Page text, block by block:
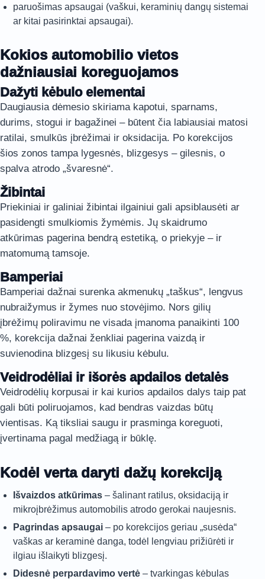
paruošimas apsaugai (vaškui, keraminių dangų sistemai
ar kitai pasirinktai apsaugai).
Kokios automobilio vietos
dažniausiai koreguojamos
Dažyti kėbulo elementai
Daugiausia dėmesio skiriama kapotui, sparnams,
durims, stogui ir bagažinei – būtent čia labiausiai matosi
ratilai, smulkūs įbrėžimai ir oksidacija. Po korekcijos
šios zonos tampa lygesnės, blizgesys – gilesnis, o
spalva atrodo „švaresnė“.
Žibintai
Priekiniai ir galiniai žibintai ilgainiui gali apsiblausėti ar
pasidengti smulkiomis žymėmis. Jų skaidrumo
atkūrimas pagerina bendrą estetiką, o priekyje – ir
matomumą tamsoje.
Bamperiai
Bamperiai dažnai surenka akmenukų „taškus“, lengvus
nubraižymus ir žymes nuo stovėjimo. Nors gilių
įbrėžimų poliravimu ne visada įmanoma panaikinti 100
%, korekcija dažnai ženkliai pagerina vaizdą ir
suvienodina blizgesį su likusiu kėbulu.
Veidrodėliai ir išorės apdailos detalės
Veidrodėlių korpusai ir kai kurios apdailos dalys taip pat
gali būti poliruojamos, kad bendras vaizdas būtų
vientisas. Ką tiksliai saugu ir prasminga koreguoti,
įvertinama pagal medžiagą ir būklę.
Kodėl verta daryti dažų korekciją
Išvaizdos atkūrimas – šalinant ratilus, oksidaciją ir
mikroįbrėžimus automobilis atrodo gerokai naujesnis.
Pagrindas apsaugai – po korekcijos geriau „susėda“
vaškas ar keraminė danga, todėl lengviau prižiūrėti ir
ilgiau išlaikyti blizgesį.
Didesnė perpardavimo vertė – tvarkingas kėbulas